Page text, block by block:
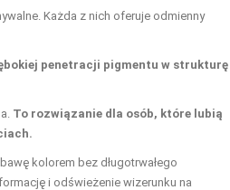
Każda z nich oferuje odmienny
penetracji pigmentu w strukturę
To rozwiązanie dla osób, które lubią
kolorem bez długotrwałego
i odświeżenie wizerunku na